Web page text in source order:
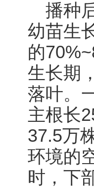
播种
幼苗生
的
生长期
落叶。
主根长
37.5万
环境的
时，下